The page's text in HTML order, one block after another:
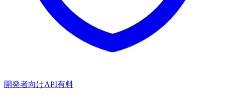
開発者向けAPI有料